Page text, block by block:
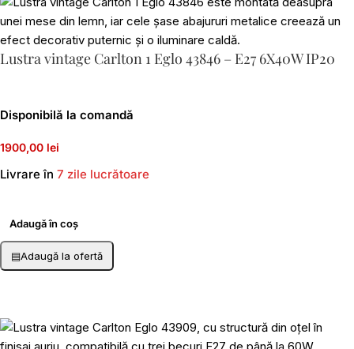
Lustra vintage Carlton 1 Eglo 43846 – E27 6X40W IP20
Disponibilă la comandă
1900,00 lei
Livrare în 7 zile lucrătoare
Adaugă în coș
▤Adaugă la ofertă